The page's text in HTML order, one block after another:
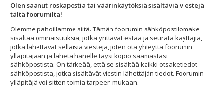
Olen saanut roskapostia tai väärinkäytöksiä sisältäviä viestejä
tältä foorumilta!
Olemme pahoillamme siitä. Tämän foorumin sähköpostilomake
sisältää ominaisuuksia, jotka yrittävät estää ja seurata käyttäjiä,
jotka lähettävät sellaisia viestejä, joten ota yhteyttä foorumin
ylläpitäjään ja lähetä hänelle täysi kopio saamastasi
sähköpostista. On tärkeää, että se sisältää kaikki otsaketiedot
sähköpostista, jotka sisältävät viestin lähettäjän tiedot. Foorumin
ylläpitäjä voi sitten toimia tarpeen mukaan.